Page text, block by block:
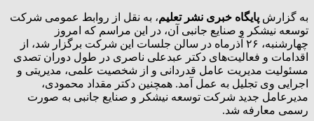
به گزارش پایگاه خبری نشر تعلیم، به نقل از روابط‌ عمومی شرکت
توسعه نیشکر و صنایع جانبی آن، در این مراسم که امروز
چهارشنبه، ۲۶ آذرماه در سالن جلسات این شرکت برگزار شد، از
اقدامات و فعالیت‌های دکتر عبدعلی ناصری در طول دوران تصدی
مسئولیت مدیریت عامل قدردانی و از شخصیت علمی، مدیریتی و
اجرایی وی تجلیل به عمل آمد. همچنین دکتر مقداد محمودی،
مدیرعامل جدید شرکت توسعه نیشکر و صنایع جانبی به صورت
رسمی معارفه شد.